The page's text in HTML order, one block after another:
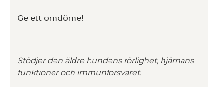
Ge ett omdöme!
Stödjer den äldre hundens rörlighet, hjärnans
funktioner och immunförsvaret.